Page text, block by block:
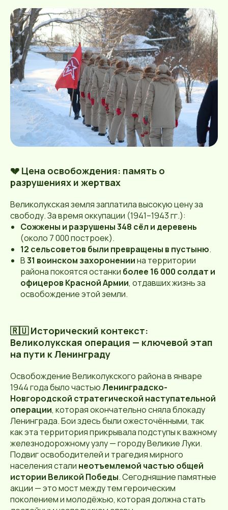
💔 Цена освобождения: память о
разрушениях и жертвах
Великолукская земля заплатила высокую цену за
свободу. За время оккупации (1941–1943 гг.):
Сожжены и разрушены 348 сёл и деревень
(около 7 000 построек).
12 сельсоветов были превращены в пустыню.
В31 воинском захоронениина территории
района покоятся останки более 16 000 солдат и
офицеров Красной Армии, отдавших жизнь за
освобождение этой земли.
🇷🇺 Исторический контекст:
Великолукская операция — ключевой этап
на пути к Ленинграду
Освобождение Великолукского района в январе
1944 года было частьюЛенинградско-
Новгородской стратегической наступательной
операции, которая окончательно сняла блокаду
Ленинграда. Бои здесь были ожесточёнными, так
как эта территория прикрывала подступы к важному
железнодорожному узлу — городу Великие Луки.
Подвиг освободителей и трагедия мирного
населения стали неотъемлемой частью общей
истории Великой Победы. Сегодняшние памятные
акции — это мост между тем героическим
поколением и молодёжью, которая должна стать